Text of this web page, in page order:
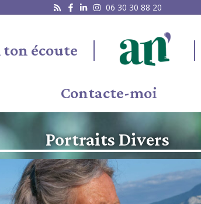
06 30 30 88 20
ton écoute
Contacte-moi
Portraits Divers